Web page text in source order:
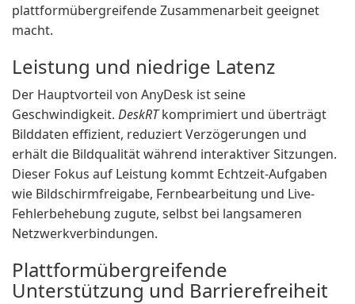
plattformübergreifende Zusammenarbeit geeignet
macht.
Leistung und niedrige Latenz
Der Hauptvorteil von AnyDesk ist seine
Geschwindigkeit. DeskRTkomprimiert und überträgt
Bilddaten effizient, reduziert Verzögerungen und
erhält die Bildqualität während interaktiver Sitzungen.
Dieser Fokus auf Leistung kommt Echtzeit-Aufgaben
wie Bildschirmfreigabe, Fernbearbeitung und Live-
Fehlerbehebung zugute, selbst bei langsameren
Netzwerkverbindungen.
Plattformübergreifende
Unterstützung und Barrierefreiheit